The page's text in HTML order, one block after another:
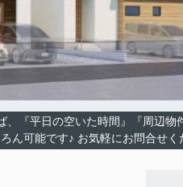
、『平日の空いた時間』『周辺物
ん可能です♪ お気軽にお問合せく